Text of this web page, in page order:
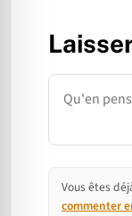
Commentaire
Vous êtes
commenter